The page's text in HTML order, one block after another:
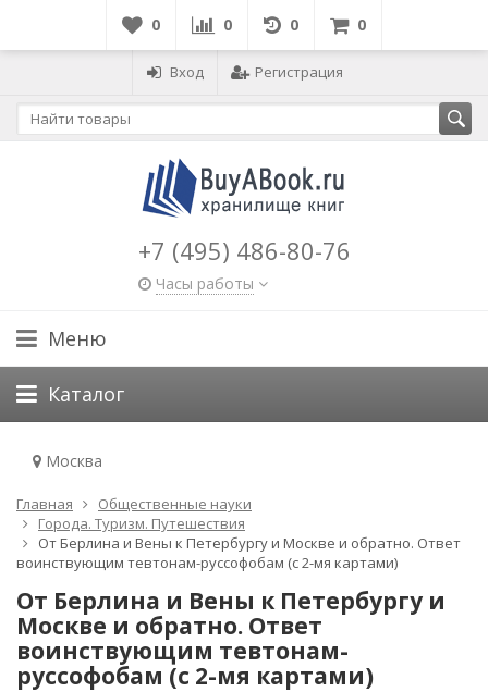
0 0 0 0
Вход Регистрация
+7 (495) 486-80-76
Часы работы
Меню
Каталог
Москва
Главная
Общественные науки
Города. Туризм. Путешествия
От Берлина и Вены к Петербургу и Москве и обратно. Ответ
воинствующим тевтонам-руссофобам (с 2-мя картами)
От Берлина и Вены к Петербургу и
Москве и обратно. Ответ
воинствующим тевтонам-
руссофобам (с 2-мя картами)